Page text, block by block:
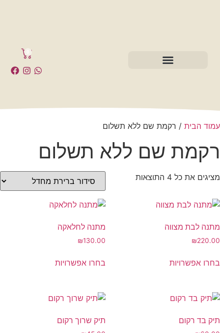
שם ללא תשלום
שם ללא תשלום
מתנה לחלאקה
בחרו אפשרויות
תיק שרוך רקום